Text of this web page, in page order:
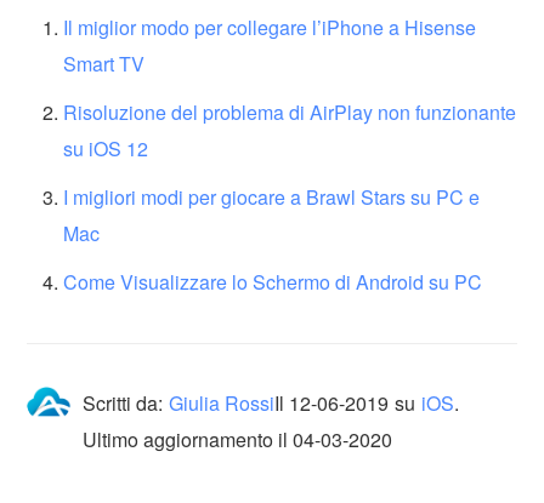
Il miglior modo per collegare l’iPhone a Hisense
Smart TV
Risoluzione del problema di AirPlay non funzionante
su iOS 12
I migliori modi per giocare a Brawl Stars su PC e
Mac
Come Visualizzare lo Schermo di Android su PC
Scritti da: Giulia RossiIl 12-06-2019 su iOS.
Ultimo aggiornamento il 04-03-2020